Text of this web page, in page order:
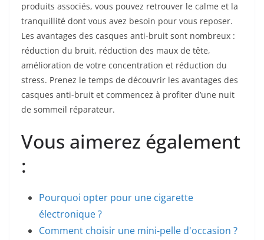
produits associés, vous pouvez retrouver le calme et la
tranquillité dont vous avez besoin pour vous reposer.
Les avantages des casques anti-bruit sont nombreux :
réduction du bruit, réduction des maux de tête,
amélioration de votre concentration et réduction du
stress. Prenez le temps de découvrir les avantages des
casques anti-bruit et commencez à profiter d’une nuit
de sommeil réparateur.
Vous aimerez également
:
Pourquoi opter pour une cigarette
électronique ?
Comment choisir une mini-pelle d'occasion ?